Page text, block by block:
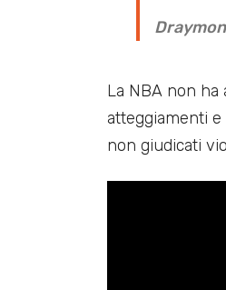
La NBA non
atteggiamenti
non giudicati